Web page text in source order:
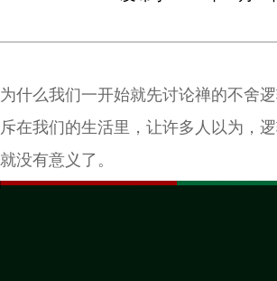
为什么我们一开始就先讨论禅的不舍
斥在我们的生活里，让许多人以为，
就没有意义了。